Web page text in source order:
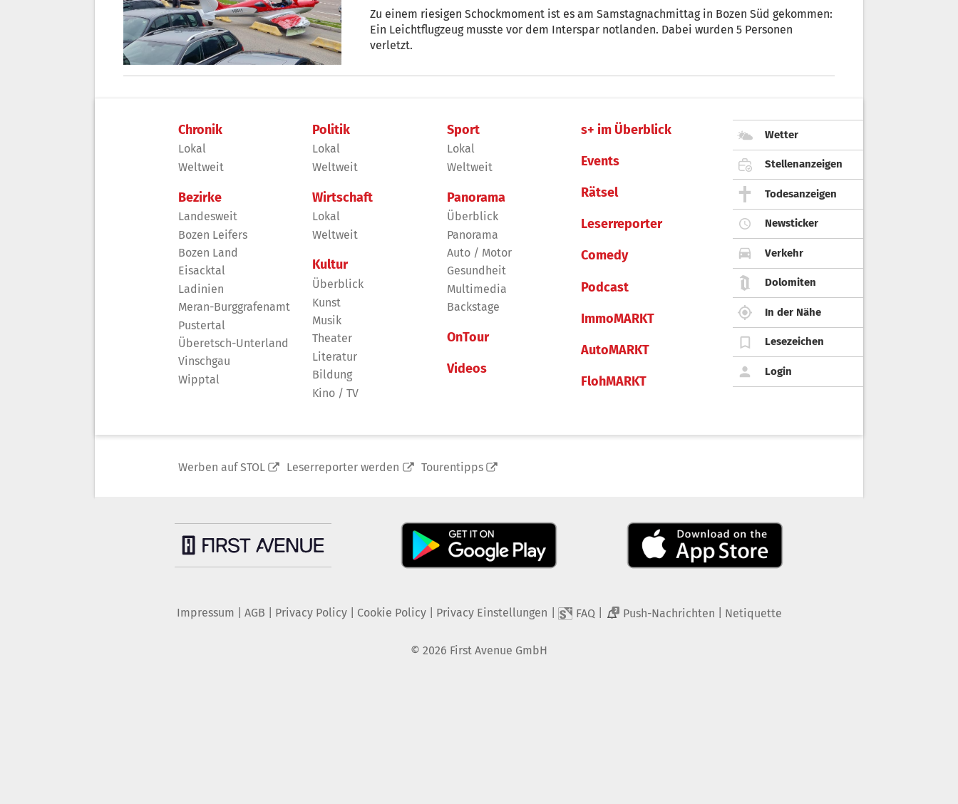
Zu einem riesigen Schockmoment ist es am Samstagnachmittag in Bozen Süd gekommen:
Ein Leichtflugzeug musste vor dem Interspar notlanden. Dabei wurden 5 Personen
verletzt.
Chronik
Lokal
Weltweit
Bezirke
Landesweit
Bozen Leifers
Bozen Land
Eisacktal
Ladinien
Meran-Burggrafenamt
Pustertal
Überetsch-Unterland
Vinschgau
Wipptal
Politik
Lokal
Weltweit
Wirtschaft
Lokal
Weltweit
Kultur
Überblick
Kunst
Musik
Theater
Literatur
Bildung
Kino / TV
Sport
Lokal
Weltweit
Panorama
Überblick
Panorama
Auto / Motor
Gesundheit
Multimedia
Backstage
OnTour
Videos
s+ im Überblick
Events
Rätsel
Leserreporter
Comedy
Podcast
ImmoMARKT
AutoMARKT
FlohMARKT
Wetter
Stellenanzeigen
Todesanzeigen
Newsticker
Verkehr
Dolomiten
In der Nähe
Lesezeichen
Login
Werben auf STOL Leserreporter werden Tourentipps
Impressum AGB Privacy Policy| Cookie Policy| Privacy Einstellungen FAQ 2 Push-Nachrichten Netiquette
© 2026 First Avenue GmbH